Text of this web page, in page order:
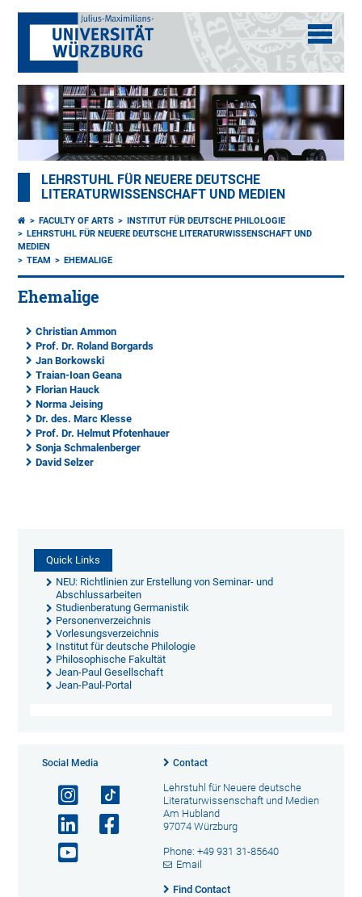
LEHRSTUHL FÜR NEUERE DEUTSCHE
LITERATURWISSENSCHAFT UND MEDIEN
FACULTY OF ARTS
INSTITUT FÜR DEUTSCHE PHILOLOGIE
LEHRSTUHL FÜR NEUERE DEUTSCHE LITERATURWISSENSCHAFT UND
MEDIEN
TEAM
EHEMALIGE
Ehemalige
Christian Ammon
Prof. Dr. Roland Borgards
Jan Borkowski
Traian-Ioan Geana
Florian Hauck
Norma Jeising
Dr. des. Marc Klesse
Prof. Dr. Helmut Pfotenhauer
Sonja Schmalenberger
David Selzer
Quick Links
NEU: Richtlinien zur Erstellung von Seminar- und
Abschlussarbeiten
Studienberatung Germanistik
Personenverzeichnis
Vorlesungsverzeichnis
Institut für deutsche Philologie
Philosophische Fakultät
Jean-Paul Gesellschaft
Jean-Paul-Portal
Social Media Contact
Lehrstuhl für Neuere deutsche
Literaturwissenschaft und Medien
Am Hubland
97074 Würzburg
Phone: +49 931 31-85640
Email
Find Contact